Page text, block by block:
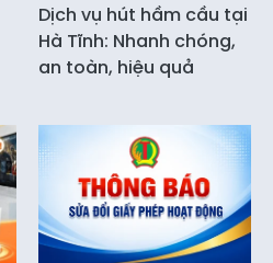
Dịch vụ hút hầm cầu tại
Hà Tĩnh: Nhanh chóng,
an toàn, hiệu quả